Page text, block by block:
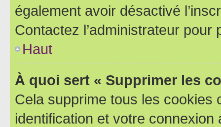
également avoir désactivé
Contactez l’administrateur
Haut
À quoi sert « Supprimer les
Cela supprime tous les cookies
identification et votre